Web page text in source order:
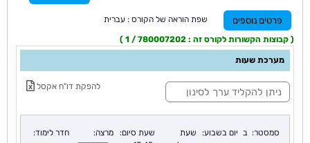
פרטים נוספים שפת הוראה של הקורס : עברית
( קבוצות הקשורות לקורס זה : 780007202 / 1 )
מערכת שעות
ס
נ
ו
להפקת דו"ח אקסל
סמסטר: ב יום בשבוע:
שעת
שעת סיום:
מרצה: חדר לימוד: